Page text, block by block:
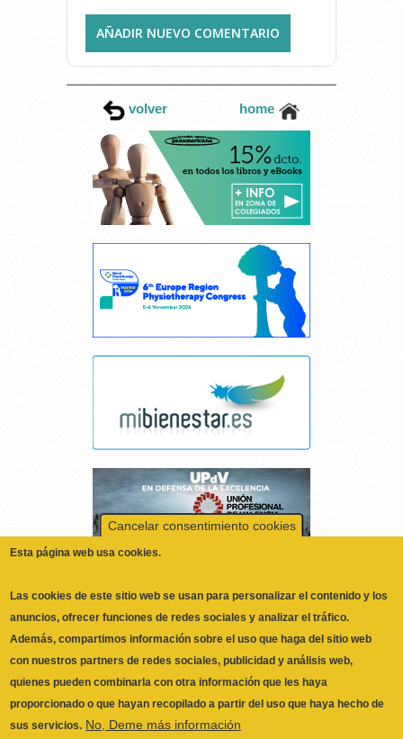
AÑADIR NUEVO COMENTARIO
volver home
Cancelar consentimiento cookies
Esta página web usa cookies.
Las cookies de este sitio web se usan para personalizar el contenido y los
anuncios, ofrecer funciones de redes sociales y analizar el tráfico.
Además, compartimos información sobre el uso que haga del sitio web
con nuestros partners de redes sociales, publicidad y análisis web,
proporcionado o que hayan recopilado a partir del uso que haya hecho de
sus servicios.
Necesarias
Las cookies necesarias ayudan a hacer una página web utilizable
activando funciones básicas como la navegación en la página y el
acceso a áreas seguras de la página web. La página web no